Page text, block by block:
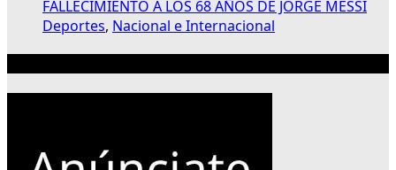
FALLECIMIENTO A LOS 68 AÑOS DE JORGE MESSI
Deportes, Nacional e Internacional